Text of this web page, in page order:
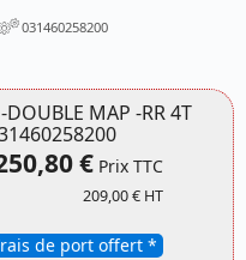
031460258200
DOUBLE MAP -RR 4T
€ Prix TTC
209,00 € HT
de port offert *